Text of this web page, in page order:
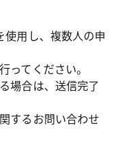
使用し、複数人の申
ってください。
場合は、送信完了
するお問い合わせ